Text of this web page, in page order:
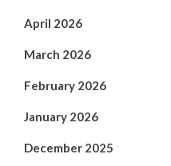
April 2026
March 2026
February 2026
January 2026
December 2025